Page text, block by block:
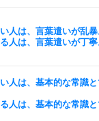
人は、言葉遣いが乱暴
人は、言葉遣いが丁寧
人は、基本的な常識
人は、基本的な常識